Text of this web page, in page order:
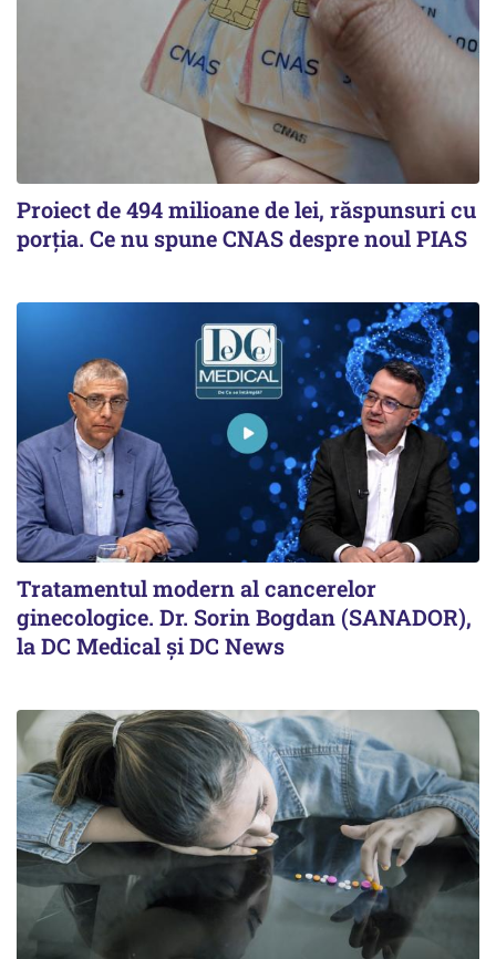
Proiect de 494 milioane de lei, răspunsuri cu
porția. Ce nu spune CNAS despre noul PIAS
Tratamentul modern al cancerelor
ginecologice. Dr. Sorin Bogdan (SANADOR),
la DC Medical și DC News